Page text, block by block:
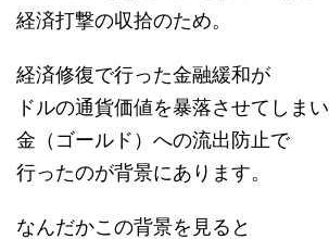
経済打撃の収拾のため。
経済修復で行った金融緩和が
ドルの通貨価値を暴落させてしまい
金（ゴールド）への流出防止で
行ったのが背景にあります。
なんだかこの背景を見ると